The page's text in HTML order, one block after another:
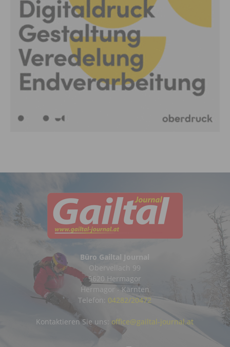
Büro Gailtal Journal
Obervellach 99
9620 Hermagor
Hermagor - Kärnten
Telefon: 04282/20472
Kontaktieren Sie uns: office@gailtal-journal.at